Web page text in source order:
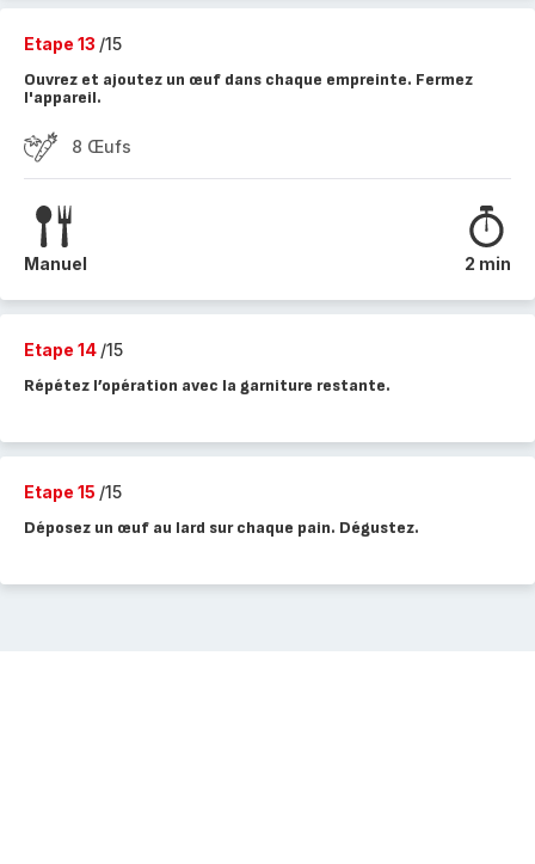
Etape 13 /15
Ouvrez et ajoutez un œuf dans chaque empreinte. Fermez
l'appareil.
8 Œufs
Manuel 2 min
Etape 14 /15
Répétez l’opération avec la garniture restante.
Etape 15 /15
Déposez un œuf au lard sur chaque pain. Dégustez.